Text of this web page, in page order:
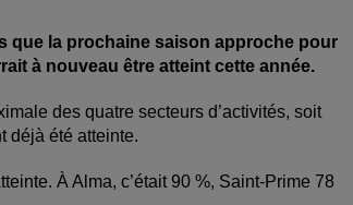
que la prochaine saison approche pour
à nouveau être atteint cette année.
des quatre secteurs d’activités, soit
déjà été atteinte.
À Alma, c’était 90 %, Saint-Prime 78